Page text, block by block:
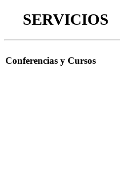
SERVICIOS
Conferencias y Cursos